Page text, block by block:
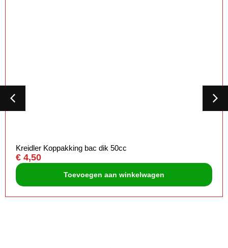
Kreidler Koppakking bac dik 50cc
€ 4,50
Toevoegen aan winkelwagen